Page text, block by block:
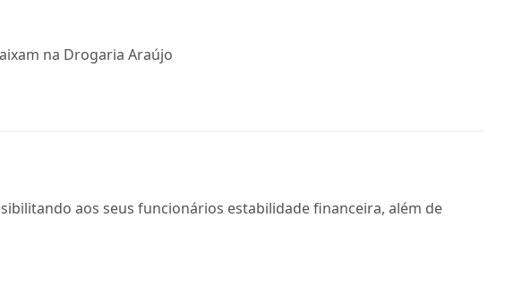
na Drogaria Araújo
aos seus funcionários estabilidade financeira, além de